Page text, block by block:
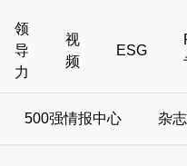
领
导
力
视
频
ESG
500强情报中心 杂